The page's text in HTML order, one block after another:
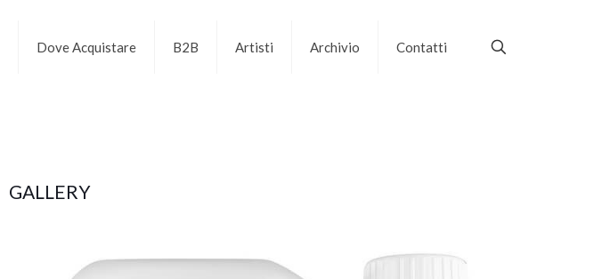
Dove Acquistare B2B Artisti Archivio Contatti
GALLERY